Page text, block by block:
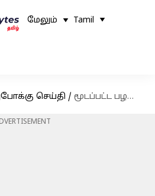
மேலும் Tamil
செய்தி / மூடப்பட்ட பழமையான திரையரங்கை வாங்கிய நயன்தாரா